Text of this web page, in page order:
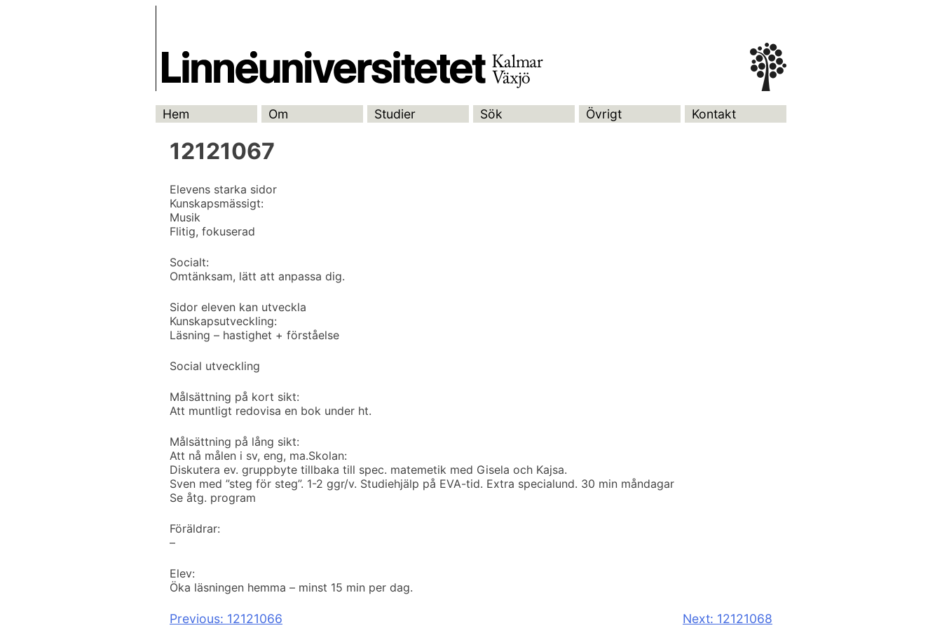
Hem Om Studier Sök Övrigt Kontakt
12121067
Elevens starka sidor
Kunskapsmässigt:
Musik
Flitig, fokuserad
Socialt:
Omtänksam, lätt att anpassa dig.
Sidor eleven kan utveckla
Kunskapsutveckling:
Läsning – hastighet + förståelse
Social utveckling
Målsättning på kort sikt:
Att muntligt redovisa en bok under ht.
Målsättning på lång sikt:
Att nå målen i sv, eng, ma.Skolan:
Diskutera ev. gruppbyte tillbaka till spec. matemetik med Gisela och Kajsa.
Sven med ”steg för steg”. 1-2 ggr/v. Studiehjälp på EVA-tid. Extra specialund. 30 min måndagar
Se åtg. program
Föräldrar:
–
Elev:
Öka läsningen hemma – minst 15 min per dag.
Inläggsnavigering
Previous: 12121066 Next: 12121068